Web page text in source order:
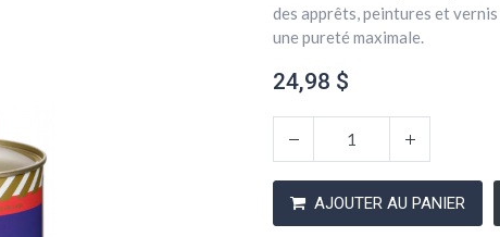
des apprêts, peintures et
une pureté maximale.
24,98 $
AJOUTER AU PANIER